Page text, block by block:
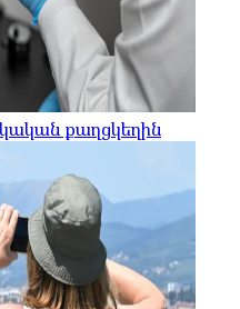
քաղցկեղին